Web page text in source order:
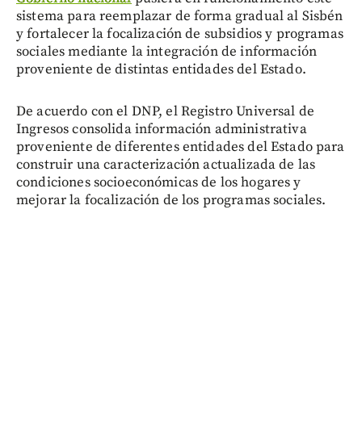
sistema para reemplazar de forma gradual al Sisbén
y fortalecer la focalización de subsidios y programas
sociales mediante la integración de información
proveniente de distintas entidades del Estado.
De acuerdo con el DNP, el Registro Universal de
Ingresos consolida información administrativa
proveniente de diferentes entidades del Estado para
construir una caracterización actualizada de las
condiciones socioeconómicas de los hogares y
mejorar la focalización de los programas sociales.